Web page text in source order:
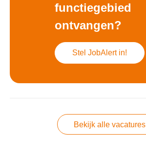
functiegebied
ontvangen?
Stel JobAlert in!
Bekijk alle vacatures